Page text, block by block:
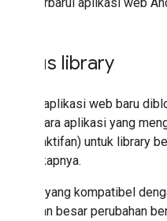
Status library
Semua aplikasi web baru
sementara aplikasi yang
(penonaktifan) untuk library
selengkapnya.
Update yang kompatibel
sebagian besar perubahan